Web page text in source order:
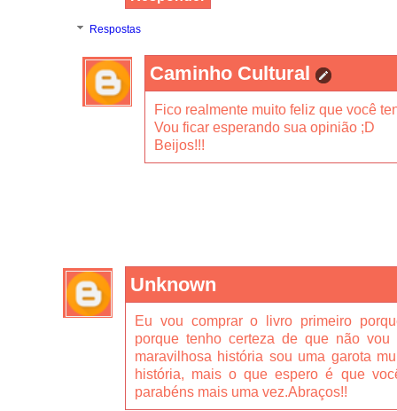
Respostas
Caminho Cultural
Fico realmente muito feliz que você
Vou ficar esperando sua opinião ;D
Beijos!!!
Unknown
Eu vou comprar o livro primeiro
porque tenho certeza de que não
maravilhosa história sou uma garota
história, mais o que espero é que
parabéns mais uma vez.Abraços!!